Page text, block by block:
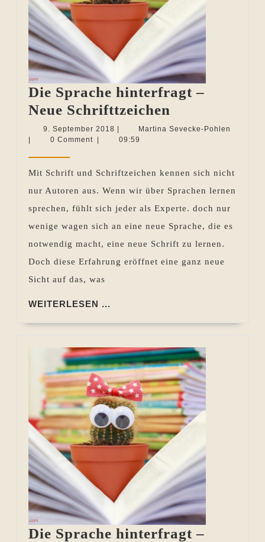
Die Sprache hinterfragt –
Neue Schrifttzeichen
Sprache
Neue
9. September 2018 9.
September
Martina Sevecke-Pohlen
0 Comment 09:59
Mit Schrift und Schriftzeichen kennen sich nicht
nur Autoren aus. Wenn wir über Sprachen lernen
sprechen, fühlt sich jeder als Experte. doch nur
wenige wagen sich an eine neue Sprache, die es
notwendig macht, eine neue Schrift zu lernen.
Doch diese Erfahrung eröffnet eine ganz neue
Sicht auf das, was
WEITERLESEN ...
Die Sprache hinterfragt –